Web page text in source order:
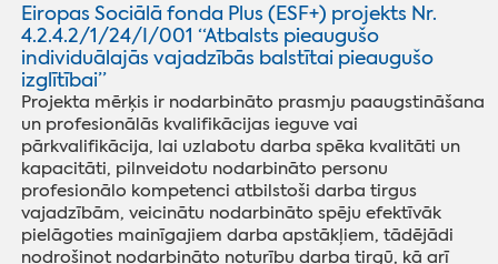
Eiropas Sociālā fonda Plus (ESF+) projekts Nr.
4.2.4.2/1/24/I/001 “Atbalsts pieaugušo
individuālajās vajadzībās balstītai pieaugušo
izglītībai”
Projekta mērķis ir nodarbināto prasmju paaugstināšana
un profesionālās kvalifikācijas ieguve vai
pārkvalifikācija, lai uzlabotu darba spēka kvalitāti un
kapacitāti, pilnveidotu nodarbināto personu
profesionālo kompetenci atbilstoši darba tirgus
vajadzībām, veicinātu nodarbināto spēju efektīvāk
pielāgoties mainīgajiem darba apstākļiem, tādējādi
nodrošinot nodarbināto noturību darba tirgū, kā arī